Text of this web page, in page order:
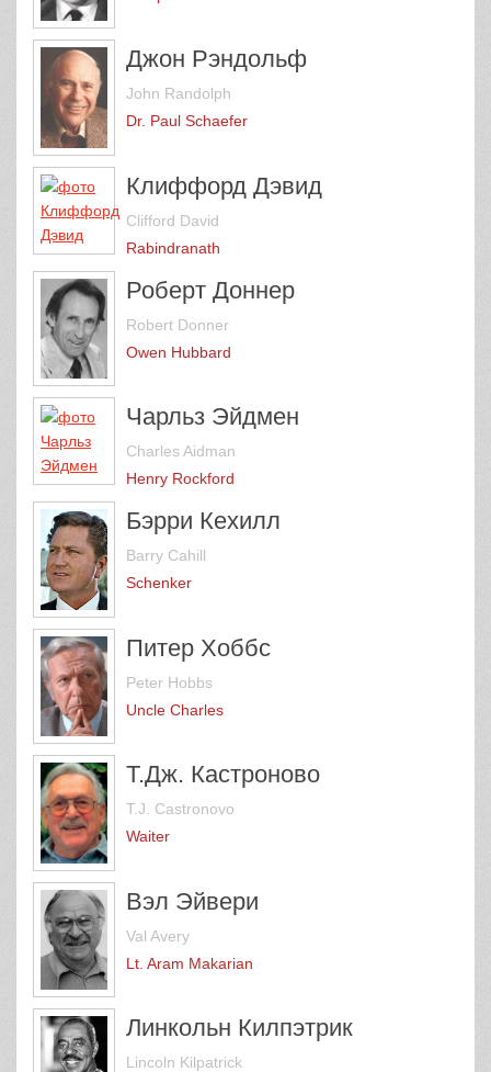
Джон Рэндольф
John Randolph
Dr. Paul Schaefer
Клиффорд Дэвид
Clifford David
Rabindranath
Роберт Доннер
Robert Donner
Owen Hubbard
Чарльз Эйдмен
Charles Aidman
Henry Rockford
Бэрри Кехилл
Barry Cahill
Schenker
Питер Хоббс
Peter Hobbs
Uncle Charles
Т.Дж. Кастроново
T.J. Castronovo
Waiter
Вэл Эйвери
Val Avery
Lt. Aram Makarian
Линкольн Килпэтрик
Lincoln Kilpatrick